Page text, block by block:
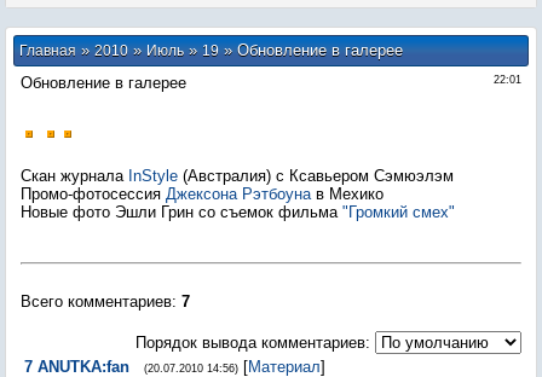
Главная»2010 » Июль » 19» Обновление в галерее
22:01
Обновление в галерее
Скан журнала InStyle (Австралия) с Ксавьером Сэмюэлэм
Промо-фотосессия Джексона Рэтбоунав Мехико
Новые фото Эшли Грин со съемок фильма "Громкий смех"
Всего комментариев: 7
Порядок вывода комментариев:
7 ANUTKA:fan (20.07.2010 14:56) [Материал]